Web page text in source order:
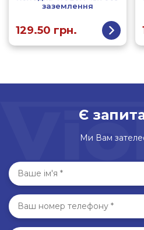
заземлення
129.50 грн.
Є
Ми Вам